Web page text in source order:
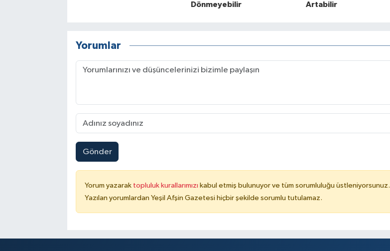
Dönmeyebilir
Artabilir
Yorumlar
Gönder
Yorum yazarak topluluk kurallarımızı kabul etmiş bulunuyor ve tüm sorumluluğu üstleniyorsunuz.
Yazılan yorumlardan Yeşil Afşin Gazetesi hiçbir şekilde sorumlu tutulamaz.